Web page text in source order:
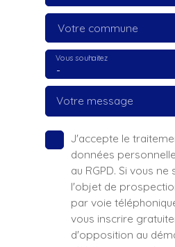
Votre commune
-
Vous souhaitez
Votre message
J'accepte le
données
au RGPD. Si vous
l'objet de
par voie
vous inscrire
d'opposition au